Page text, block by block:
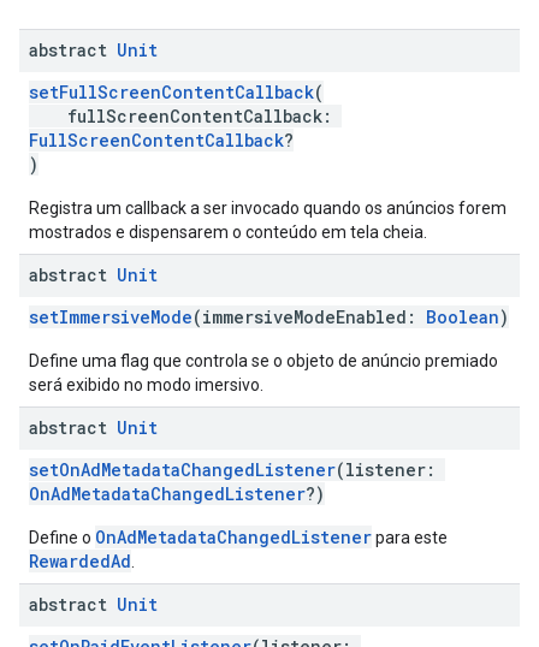
abstract Unit
setFullScreenContentCallback(
fullScreenContentCallback:
FullScreenContentCallback?
)
Registra um callback a ser invocado quando os anúncios forem
mostrados e dispensarem o conteúdo em tela cheia.
abstract Unit
setImmersiveMode(immersiveModeEnabled: Boolean)
Define uma flag que controla se o objeto de anúncio premiado
será exibido no modo imersivo.
abstract Unit
setOnAdMetadataChangedListener(listener:
OnAdMetadataChangedListener?)
Define o OnAdMetadataChangedListenerpara este
RewardedAd
abstract Unit